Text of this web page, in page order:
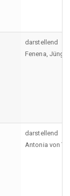
darstellend
Fenena,
darstellend
Antonia von